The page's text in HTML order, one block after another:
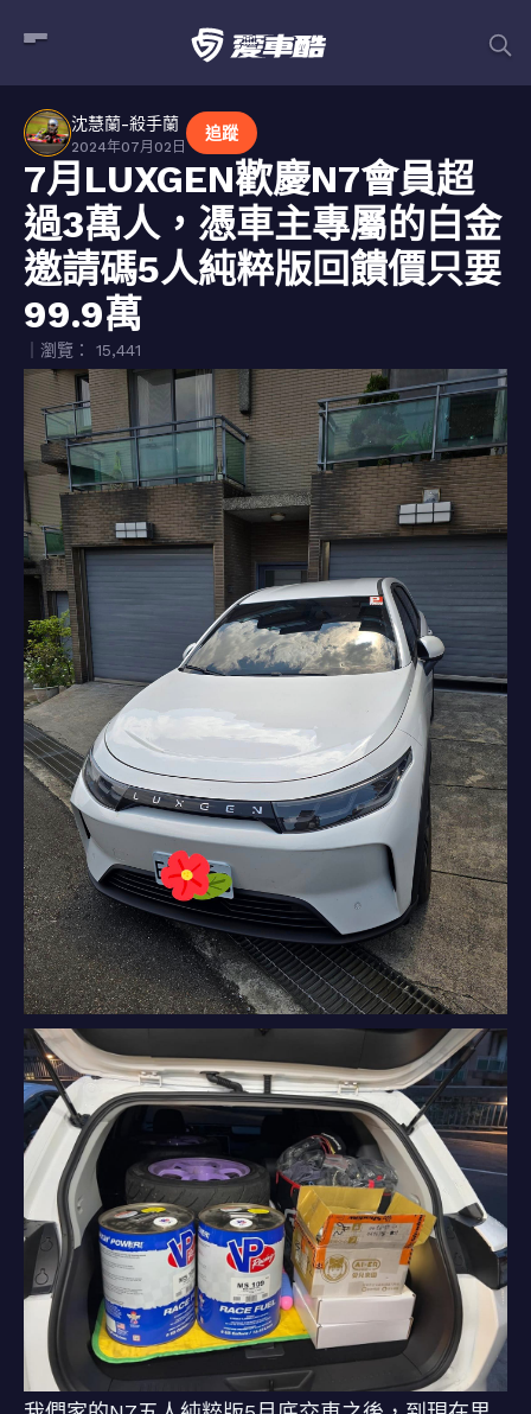
沈慧蘭-殺手蘭
2024年07月02日
追蹤
7月LUXGEN歡慶N7會員超
過3萬人，憑車主專屬的白金
邀請碼5人純粹版回饋價只要
99.9萬
｜瀏覽： 15,441